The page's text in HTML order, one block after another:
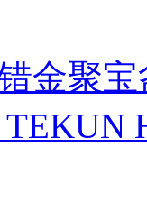
金聚